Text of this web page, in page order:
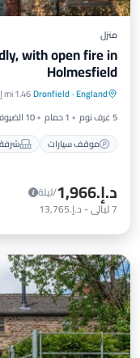
منزل
with open fire in
Holmesfield
England
·
Dronfield1.46 mi إلى وسط المدينة
5 غرف نوم
1 حمام 10 الضيوف
موقف سيارات
موقف سيارات
إنترنت
د.إ.‏1,966
/ليلة
7ليالي- د.إ.‏13,765